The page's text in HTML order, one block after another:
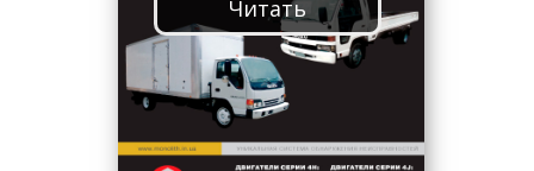
Читать